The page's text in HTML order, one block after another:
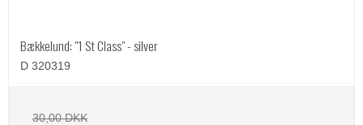
Bækkelund: "1 St Class" - silver
D 320319
30,00 DKK